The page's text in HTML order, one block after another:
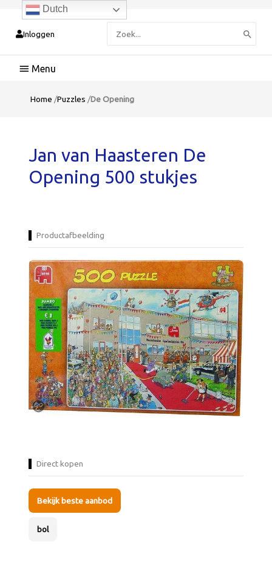
Inloggen
naar:
Hoofdmenu
Home /Puzzles /De Opening
Jan van Haasteren De
Opening 500 stukjes
Productafbeelding
Direct kopen
Bekijk beste aanbod
bol
Dutch